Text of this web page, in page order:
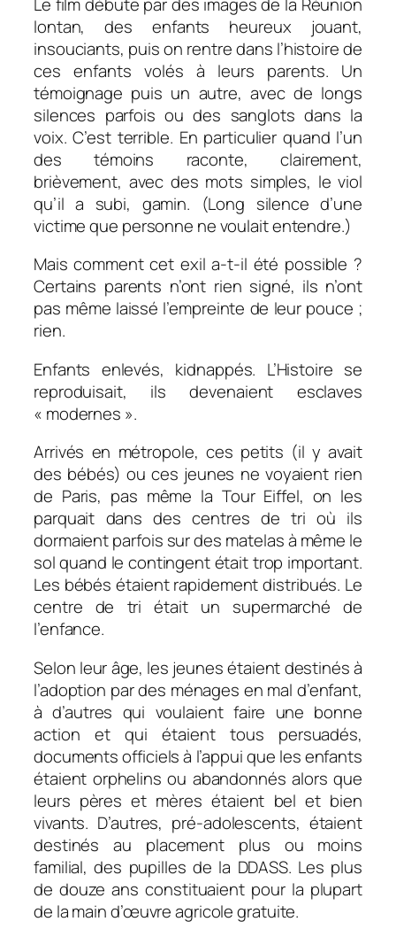
lontan, des enfants heureux jouant,
insouciants, puis on rentre dans l’histoire de
ces enfants volés à leurs parents. Un
témoignage puis un autre, avec de longs
silences parfois ou des sanglots dans la
voix. C’est terrible. En particulier quand l’un
des témoins raconte, clairement,
brièvement, avec des mots simples, le viol
qu’il a subi, gamin. (Long silence d’une
victime que personne ne voulait entendre.)
Mais comment cet exil a-t-il été possible ?
Certains parents n’ont rien signé, ils n’ont
pas même laissé l’empreinte de leur pouce ;
rien.
Enfants enlevés, kidnappés. L’Histoire se
reproduisait, ils devenaient esclaves
« modernes ».
Arrivés en métropole, ces petits (il y avait
des bébés) ou ces jeunes ne voyaient rien
de Paris, pas même la Tour Eiffel, on les
parquait dans des centres de tri où ils
dormaient parfois sur des matelas à même le
sol quand le contingent était trop important.
Les bébés étaient rapidement distribués. Le
centre de tri était un supermarché de
l’enfance.
Selon leur âge, les jeunes étaient destinés à
l’adoption par des ménages en mal d’enfant,
à d’autres qui voulaient faire une bonne
action et qui étaient tous persuadés,
documents officiels à l’appui que les enfants
étaient orphelins ou abandonnés alors que
leurs pères et mères étaient bel et bien
vivants. D’autres, pré-adolescents, étaient
destinés au placement plus ou moins
familial, des pupilles de la DDASS. Les plus
de douze ans constituaient pour la plupart
de la main d’œuvre agricole gratuite.